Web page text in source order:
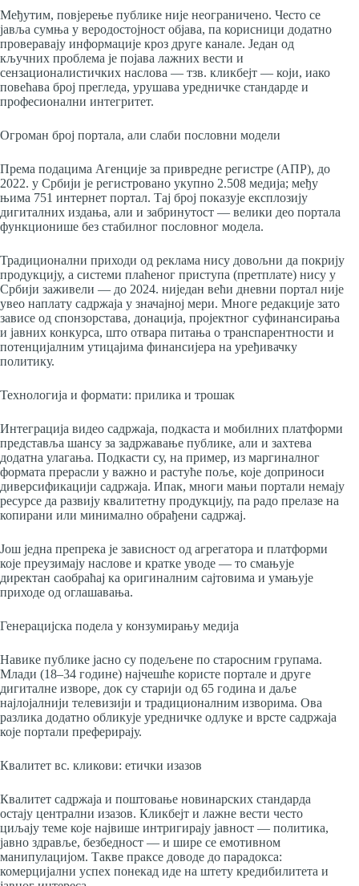
Међутим, повјерење публике није неограничено. Често се
јавља сумња у веродостојност објава, па корисници додатно
проверавају информације кроз друге канале. Један од
кључних проблема је појава лажних вести и
сензационалистичких наслова — тзв. кликбејт — који, иако
повећава број прегледа, урушава уредничке стандарде и
професионални интегритет.
Огроман број портала, али слаби пословни модели
Према подацима Агенције за привредне регистре (АПР), до
2022. у Србији је регистровано укупно 2.508 медија; међу
њима 751 интернет портал. Тај број показује експлозију
дигиталних издања, али и забринутост — велики део портала
функционише без стабилног пословног модела.
Традиционални приходи од реклама нису довољни да покрију
продукцију, а системи плаћеног приступа (претплате) нису у
Србији заживели — до 2024. ниједан већи дневни портал није
увео наплату садржаја у значајној мери. Многе редакције зато
зависе од спонзорстава, донација, пројектног суфинансирања
и јавних конкурса, што отвара питања о транспарентности и
потенцијалним утицајима финансијера на уређивачку
политику.
Технологија и формати: прилика и трошак
Интеграција видео садржаја, подкаста и мобилних платформи
представља шансу за задржавање публике, али и захтева
додатна улагања. Подкасти су, на пример, из маргиналног
формата прерасли у важно и растуће поље, које доприноси
диверсификацији садржаја. Ипак, многи мањи портали немају
ресурсе да развију квалитетну продукцију, па радо прелазе на
копирани или минимално обрађени садржај.
Још једна препрека је зависност од агрегатора и платформи
које преузимају наслове и кратке уводе — то смањује
директан саобраћај ка оригиналним сајтовима и умањује
приходе од оглашавања.
Генерацијска подела у конзумирању медија
Навике публике јасно су подељене по старосним групама.
Млади (18–34 године) најчешће користе портале и друге
дигиталне изворе, док су старији од 65 година и даље
најлојалнији телевизији и традиционалним изворима. Ова
разлика додатно обликује уредничке одлуке и врсте садржаја
које портали преферирају.
Квалитет вс. кликови: етички изазов
Квалитет садржаја и поштовање новинарских стандарда
остају централни изазов. Кликбејт и лажне вести често
циљају теме које највише интригирају јавност — политика,
јавно здравље, безбедност — и шире се емотивном
манипулацијом. Такве праксе доводе до парадокса:
комерцијални успех понекад иде на штету кредибилитета и